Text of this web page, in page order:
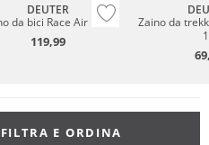
DEUTER
da bici Race Air 14+3
119,99
Zaino da
FILTRA E ORDINA